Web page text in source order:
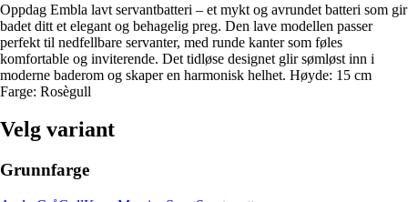
Oppdag Embla lavt servantbatteri – et mykt og avrundet batteri som gir
badet ditt et elegant og behagelig preg. Den lave modellen passer
perfekt til nedfellbare servanter, med runde kanter som føles
komfortable og inviterende. Det tidløse designet glir sømløst inn i
moderne baderom og skaper en harmonisk helhet. Høyde: 15 cm
Farge: Rosègull
Velg variant
Grunnfarge